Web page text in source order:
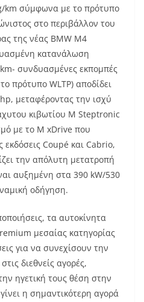
km σύμφωνα με το πρότυπο
στο περιβάλλον του
της νέας BMW M4
κατανάλωση
συνδυασμένες εκπομπές
πρότυπο WLTP) αποδίδει
μεταφέροντας την ισχύ
κιβωτίου M Steptronic
με το M xDrive που
εκδόσεις Coupé και Cabrio,
την απόλυτη μετατροπή
αυξημένη στα 390 kW/530
οδήγηση.
τα αυτοκίνητα
μεσαίας κατηγορίας
για να συνεχίσουν την
διεθνείς αγορές,
ηγετική τους θέση στην
η σημαντικότερη αγορά